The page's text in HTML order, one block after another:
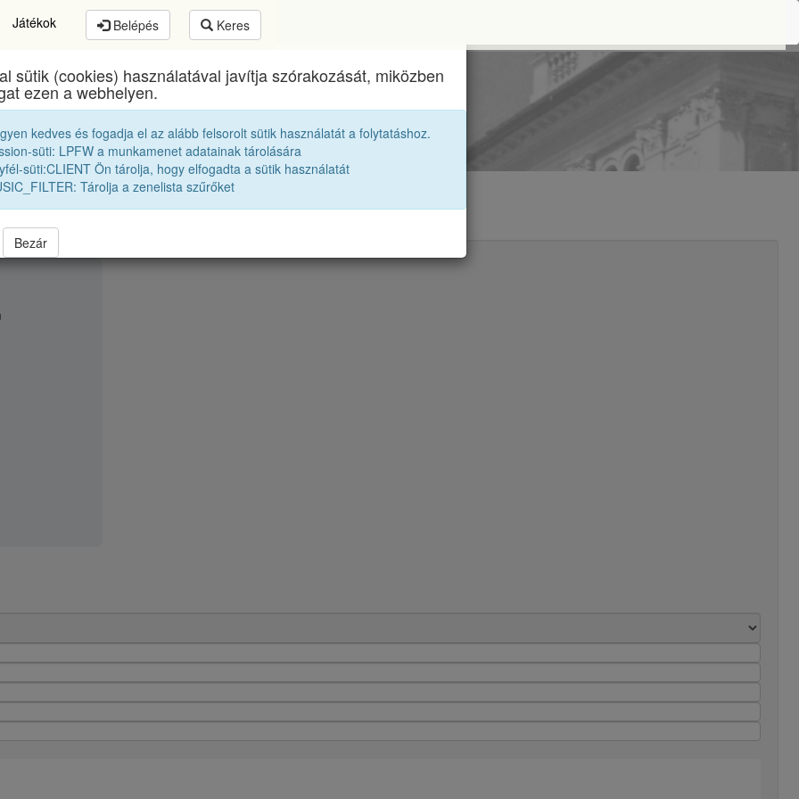
Játékok Belépés Keres
Bethlen Gábor Kollégiumegykori diákjai
Tanári kar Báthory Gyula
sütik (cookies) használatával javítja szórakozását, miközben
ezen a webhelyen.
kedves és fogadja el az alább felsorolt sütik használatát a folytatáshoz.
süti: LPFW a munkamenet adatainak tárolására
süti:CLIENT Ön tárolja, hogy elfogadta a sütik használatát
Tárolja a zenelista szűrőket
Bezár